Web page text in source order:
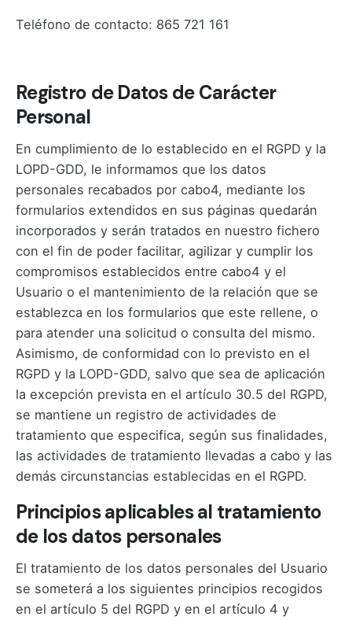
Teléfono de contacto: 865 721 161
Registro de Datos de Carácter
Personal
En cumplimiento de lo establecido en el RGPD y la
LOPD-GDD, le informamos que los datos
personales recabados por cabo4, mediante los
formularios extendidos en sus páginas quedarán
incorporados y serán tratados en nuestro fichero
con el fin de poder facilitar, agilizar y cumplir los
compromisos establecidos entre cabo4 y el
Usuario o el mantenimiento de la relación que se
establezca en los formularios que este rellene, o
para atender una solicitud o consulta del mismo.
Asimismo, de conformidad con lo previsto en el
RGPD y la LOPD-GDD, salvo que sea de aplicación
la excepción prevista en el artículo 30.5 del RGPD,
se mantiene un registro de actividades de
tratamiento que especifica, según sus finalidades,
las actividades de tratamiento llevadas a cabo y las
demás circunstancias establecidas en el RGPD.
Principios aplicables al tratamiento
de los datos personales
El tratamiento de los datos personales del Usuario
se someterá a los siguientes principios recogidos
en el artículo 5 del RGPD y en el artículo 4 y